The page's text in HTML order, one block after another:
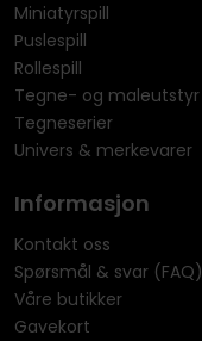
Miniatyrspill
Puslespill
Rollespill
Tegne- og maleutstyr
Tegneserier
Univers & merkevarer
Informasjon
Kontakt oss
Spørsmål & svar (FAQ)
Våre butikker
Gavekort